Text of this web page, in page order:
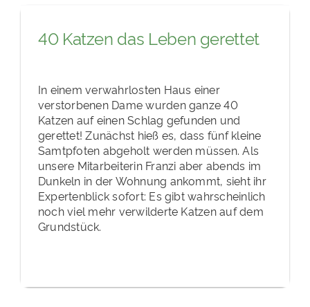
40 Katzen das Leben gerettet
In einem verwahrlosten Haus einer
verstorbenen Dame wurden ganze 40
Katzen auf einen Schlag gefunden und
gerettet! Zunächst hieß es, dass fünf kleine
Samtpfoten abgeholt werden müssen. Als
unsere Mitarbeiterin Franzi aber abends im
Dunkeln in der Wohnung ankommt, sieht ihr
Expertenblick sofort: Es gibt wahrscheinlich
noch viel mehr verwilderte Katzen auf dem
Grundstück.